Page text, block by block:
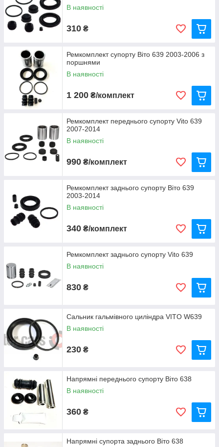
В наявності
310 ₴
Ремкомплект супорту Віто 639 2003-2006 з
поршнями
В наявності
1 200 ₴/комплект
Ремкомплект переднього супорту Vito 639
2007-2014
В наявності
990 ₴/комплект
Ремкомплект заднього супорту Віто 639
2003-2014
В наявності
340 ₴/комплект
Ремкомплект заднього супорту Vito 639
В наявності
830 ₴
Сальник гальмівного циліндра VITO W639
В наявності
230 ₴
Напрямні переднього супорту Віто 638
В наявності
360 ₴
Напрямні супорта заднього Віто 638